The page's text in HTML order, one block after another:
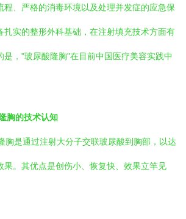
程、严格的消毒环境以及处理并发症的应急保
扎实的整形外科基础，在注射填充技术方面有
是，"玻尿酸隆胸"在目前中国医疗美容实践中
胸的技术认知
胸是通过注射大分子交联玻尿酸到胸部，以达
果。其优点是创伤小、恢复快、效果立竿见